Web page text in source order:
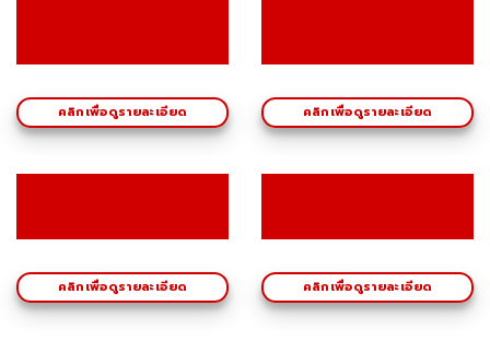
คลิกเพื่อดูรายละเอียด คลิกเพื่อดูรายละเอียด
คลิกเพื่อดูรายละเอียด คลิกเพื่อดูรายละเอียด